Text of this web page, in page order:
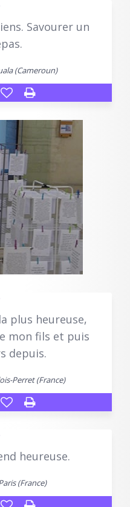
Savourer un
(Cameroun)
plus heureuse,
mon fils et puis
depuis.
Perret (France)
heureuse.
(France)